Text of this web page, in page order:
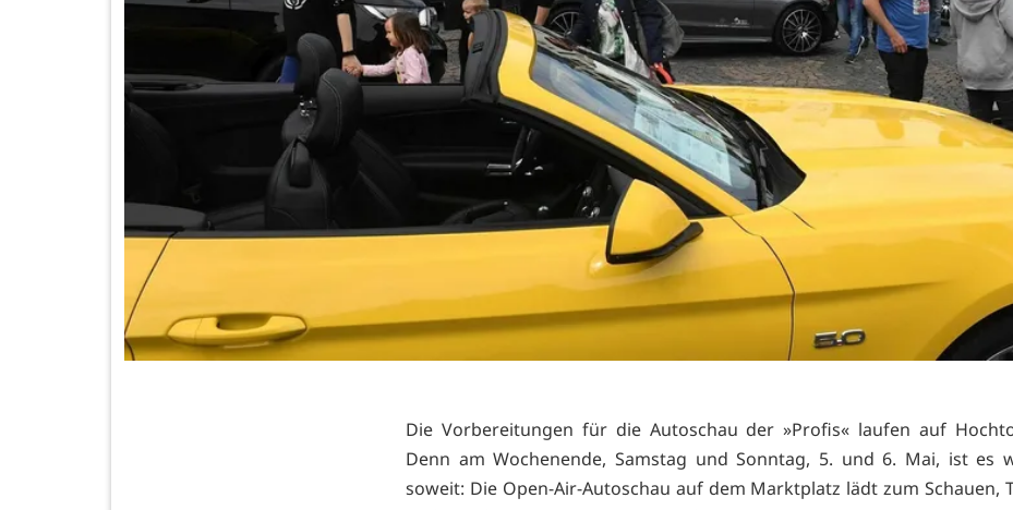
Die Vorbereitungen für die Autoschau der »Profis« laufen auf
Denn am Wochenende, Samstag und Sonntag, 5. und 6. Mai, ist es
soweit: Die Open-Air-Autoschau auf dem Marktplatz lädt zum Schauen,